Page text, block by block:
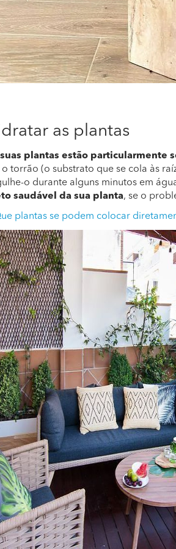
as plantas
plantas estão particularmente
torrão (o substrato que se cola às
o durante alguns minutos em
saudável da sua planta, se o
plantas se podem colocar